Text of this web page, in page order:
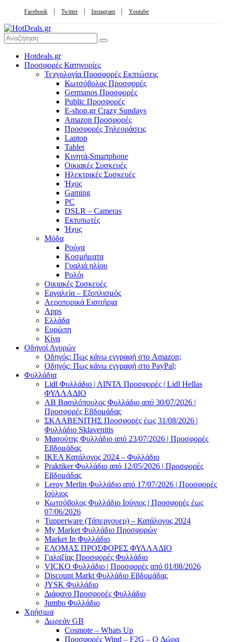
Facebook Twitter Instagram Youtube
Hotdeals.gr
Προσφορές Κατηγορίες
Τεχνολογία Προσφορές Εκπτώσεις
Κωτσόβολος Προσφορές
Germanos Προσφορές
Public Προσφορές
E-shop.gr Crazy Sundays
Amazon Προσφορές
Προσφορές Τηλεοράσεις
Laptop
Tablet
Κινητά-Smartphone
Οικιακές Συσκευές
Hλεκτρικές Συσκευές
Ήχος
Gaming
PC
DSLR – Cameras
Εκτυπωτές
Ήχος
Μόδα
Ρούχα
Κοσμήματα
Γυαλιά ηλίου
Ρολόι
Οικιακές Συσκευές
Εργαλεία – Εξοπλισμός
Αεροπορικά Εισιτήρια
Apps
Ελλάδα
Ευρώπη
Κίνα
Οδηγοί Αγορών
Οδηγός: Πως κάνω εγγραφή στο Amazon;
Οδηγός: Πως κάνω εγγραφή στο PayPal;
Φυλλάδια
Lidl Φυλλάδιο | ΛΙΝΤΛ Προσφορές | Lidl Hellas
ΦΥΛΛΑΔΙΟ
AB Βασιλόπουλος Φυλλάδιο από 30/07/2026 |
Προσφορές Εβδομάδας
ΣΚΛΑΒΕΝΙΤΗΣ Προσφορές έως 31/08/2026 |
Φυλλάδιο Sklavenitis
Μασούτης Φυλλάδιο από 23/07/2026 | Προσφορές
Εβδομάδας
ΙΚΕΑ Κατάλογος 2024 – Φυλλάδιο
Praktiker Φυλλάδιο από 12/05/2026 | Προσφορές
Εβδομάδας
Leroy Merlin Φυλλάδιο από 17/07/2026 | Προσφορές
Ιούλιος
Κωτσόβολος Φυλλάδιο Ιούνιος | Προσφορές έως
07/06/2026
Tupperware (Τάπεργουερ) – Κατάλογος 2024
My Market Φυλλάδιο Προσφορών
Market In Φυλλάδιο
ΕΛΟΜΑΣ ΠΡΟΣΦΟΡΕΣ ΦΥΛΛΑΔΙΟ
Γαλαξίας Προσφορές Φυλλάδιο
VICKO Φυλλάδιο | Προσφορές από 01/08/2026
Discount Markt Φυλλάδιο Εβδομάδας
JYSK Φυλλάδιο
Διάφανο Προσφορές Φυλλάδιο
Jumbo Φυλλάδιο
Χρήσιμα
Δωρεάν GB
Cosmote – Whats Up
Προσφορές Wind – F2G – Q Δώρα